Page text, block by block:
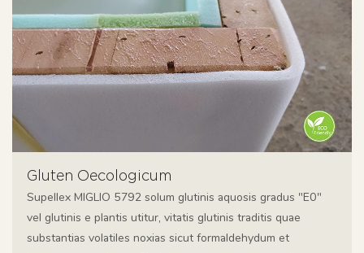
Gluten Oecologicum
Supellex MIGLIO 5792 solum glutinis aquosis gradus "E0"
vel glutinis e plantis utitur, vitatis glutinis traditis quae
substantias volatiles noxias sicut formaldehydum et